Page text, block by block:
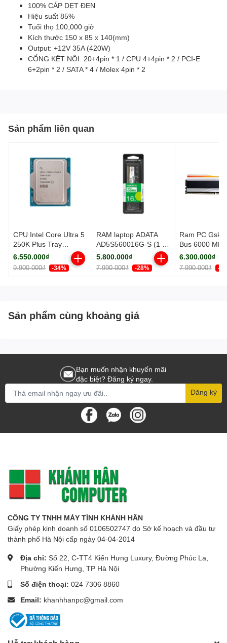
100% CÁP DẸT ĐEN
Hiệu suất 85%
Tuổi thọ 100,000 giờ
Kích thước 150 x 85 x 140(mm)
Output: +12V 35A (420W)
CỔNG KẾT NỐI: 20+4pin * 1 / CPU 4+4pin * 2 / PCI-E
6+2pin * 2 / SATA * 4 / Molex 4pin * 2
Sản phẩm liên quan
CPU Intel Core Ultra 5
250K Plus Tray
(Socket 1851/ Base
3.3Ghz/ Turbo
5.3GHz/ 18 Cores/ 18
6.550.000₫
9.900.000₫ -34%
RAM laptop ADATA
AD5S560016G-S (1 x
16GB) DDR5
5600MHz
5.800.000₫
7.990.000₫ -28%
Ram PC
Bus 6000
(F5-
TZ5RW)
6.300.000₫
7.990.000₫ -
Sản phẩm cùng khoảng giá
Bạn muốn nhận khuyến mãi
đặc biệt? Đăng ký ngay.
Đăng ký
CÔNG TY TNHH MÁY TÍNH KHÁNH HÂN
Giấy phép kinh doanh số 0106502747 do Sở kế hoạch và đầu tư
thành phố Hà Nội cấp ngày 04-04-2014
Địa chỉ: Số 22, C-TT4 Kiến Hưng Luxury, Đường Phúc La,
Phường Kiến Hưng, TP Hà Nội
Số điện thoại: 024 7306 8860
Email: khanhhanpc@gmail.com